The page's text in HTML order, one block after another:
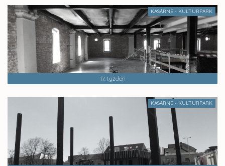
KASÁRNE - KULTURPARK
17. týždeň
KASÁRNE - KULTURPARK